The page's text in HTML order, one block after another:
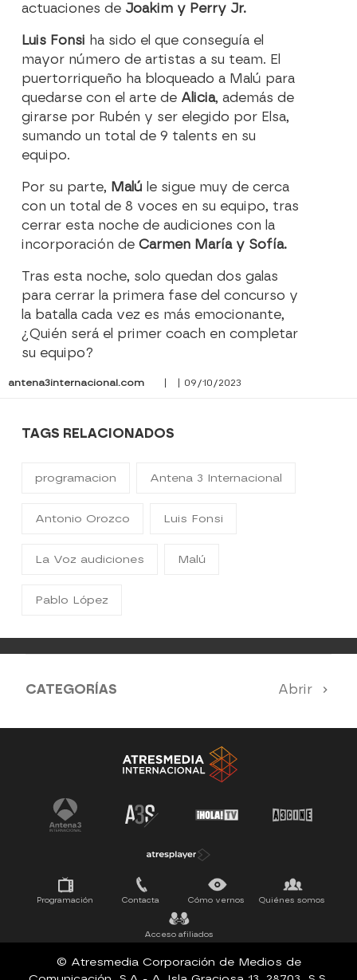
actuaciones de Joakim y Perry Jr.
Luis Fonsi ha sido el que conseguía el
mayor número de artistas a su team. El
puertorriqueño ha bloqueado a Malú para
quedarse con el arte de Alicia, además de
girarse por Rubén y ser elegido por Elsa,
sumando un total de 9 talents en su
equipo.
Por su parte, Malú le sigue muy de cerca
con un total de 8 voces en su equipo, tras
cerrar esta noche de audiciones con la
incorporación deCarmen María y Sofía.
Tras esta noche, solo quedan dos galas
para cerrar la primera fase del concurso y
la batalla cada vez es más emocionante,
¿Quién será el primer coach en completar
su equipo?
antena3internacional.com | | 09/10/2023
TAGS RELACIONADOS
programacion Antena 3 Internacional
Antonio Orozco Luis Fonsi
La Voz audiciones Malú
Pablo López
CATEGORÍAS Abrir
Antena 3 Noticias El Hormiguero
Tu cara me suena Pasapalabra
Programación Contacta Cómo vernos Quiénes somos
Acceso afiliados
© Atresmedia Corporación de Medios de